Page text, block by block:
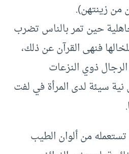
من زينتهن).
حين تمر بالناس تضرب
فنهى القرآن عن ذلك،
ذوي النزعات
نية سيئة لدى المرأة في لفت
من ألوان الطيب